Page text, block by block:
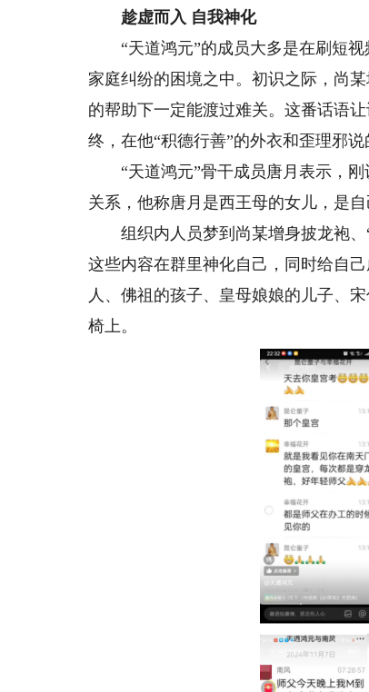
趁虚而入 自我神化
“天道鸿元”的成员大多是在刷短视
家庭纠纷的困境之中。初识之际，尚
的帮助下一定能渡过难关。这番话语
终，在他“积德行善”的外衣和歪理邪
“天道鸿元”骨干成员唐月表示，刚
关系，他称唐月是西王母的女儿，是
组织内人员梦到尚某增身披龙袍、“
这些内容在群里神化自己，同时给自
人、佛祖的孩子、皇母娘娘的儿子、
椅上。